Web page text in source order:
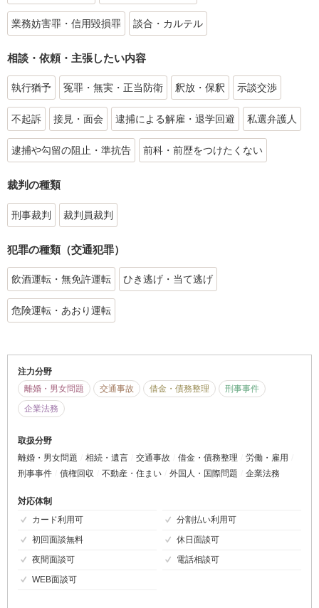
業務妨害罪・信用毀損罪 談合・カルテル
相談・依頼・主張したい内容
執行猶予 冤罪・無実・正当防衛 釈放・保釈 示談交渉
不起訴 接見・面会 逮捕による解雇・退学回避 私選弁護人
逮捕や勾留の阻止・準抗告 前科・前歴をつけたくない
裁判の種類
刑事裁判 裁判員裁判
犯罪の種類（交通犯罪）
飲酒運転・無免許運転 ひき逃げ・当て逃げ
危険運転・あおり運転
注力分野
離婚・男女問題
交通事故 借金・債務整理
刑事事件
企業法務
取扱分野
離婚・男女問題
相続・遺言 交通事故 借金・債務整理
労働・雇用
刑事事件
債権回収 不動産・住まい 外国人・国際問題 企業法務
対応体制
カード利用可
分割払い利用可
初回面談無料
休日面談可
夜間面談可
電話相談可
WEB面談可